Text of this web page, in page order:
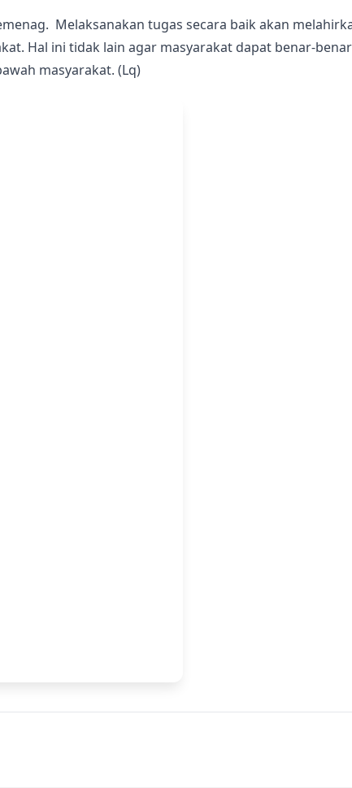
Melaksanakan tugas secara baik akan
Hal ini tidak lain agar masyarakat dapat benar-
masyarakat. (Lq)